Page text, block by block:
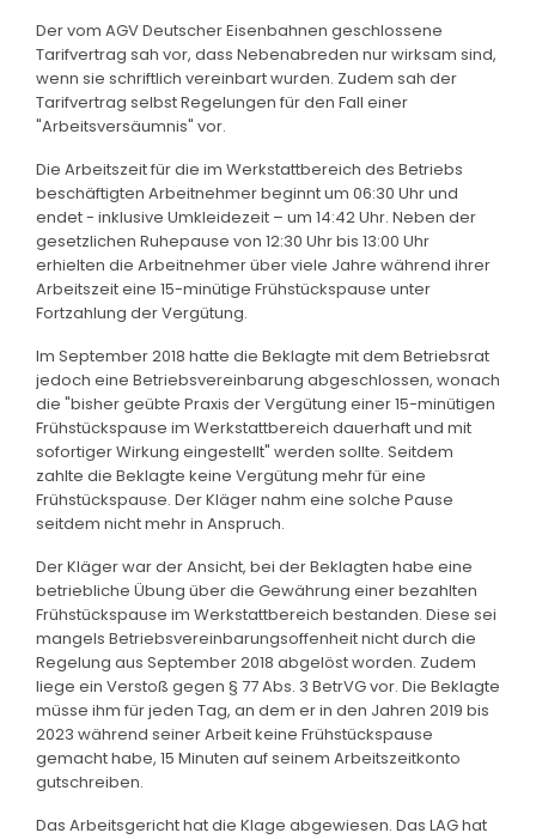
Der vom AGV Deutscher Eisenbahnen geschlossene
Tarifvertrag sah vor, dass Nebenabreden nur wirksam sind,
wenn sie schriftlich vereinbart wurden. Zudem sah der
Tarifvertrag selbst Regelungen für den Fall einer
"Arbeitsversäumnis" vor.
Die Arbeitszeit für die im Werkstattbereich des Betriebs
beschäftigten Arbeitnehmer beginnt um 06:30 Uhr und
endet - inklusive Umkleidezeit – um 14:42 Uhr. Neben der
gesetzlichen Ruhepause von 12:30 Uhr bis 13:00 Uhr
erhielten die Arbeitnehmer über viele Jahre während ihrer
Arbeitszeit eine 15-minütige Frühstückspause unter
Fortzahlung der Vergütung.
Im September 2018 hatte die Beklagte mit dem Betriebsrat
jedoch eine Betriebsvereinbarung abgeschlossen, wonach
die "bisher geübte Praxis der Vergütung einer 15-minütigen
Frühstückspause im Werkstattbereich dauerhaft und mit
sofortiger Wirkung eingestellt" werden sollte. Seitdem
zahlte die Beklagte keine Vergütung mehr für eine
Frühstückspause. Der Kläger nahm eine solche Pause
seitdem nicht mehr in Anspruch.
Der Kläger war der Ansicht, bei der Beklagten habe eine
betriebliche Übung über die Gewährung einer bezahlten
Frühstückspause im Werkstattbereich bestanden. Diese sei
mangels Betriebsvereinbarungsoffenheit nicht durch die
Regelung aus September 2018 abgelöst worden. Zudem
liege ein Verstoß gegen § 77 Abs. 3 BetrVG vor. Die Beklagte
müsse ihm für jeden Tag, an dem er in den Jahren 2019 bis
2023 während seiner Arbeit keine Frühstückspause
gemacht habe, 15 Minuten auf seinem Arbeitszeitkonto
gutschreiben.
Das Arbeitsgericht hat die Klage abgewiesen. Das LAG hat